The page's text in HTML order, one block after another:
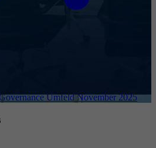
Umfeld November 2025